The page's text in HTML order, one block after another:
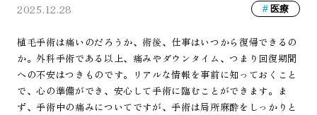
2025.12.28 医療
植毛手術は痛いのだろうか、術後、仕事はいつから復帰できるの
か。外科手術である以上、痛みやダウンタイム、つまり回復期間
への不安はつきものです。リアルな情報を事前に知っておくこと
で、心の準備ができ、安心して手術に臨むことができます。ま
ず、手術中の痛みについてですが、手術は局所麻酔をしっかりと